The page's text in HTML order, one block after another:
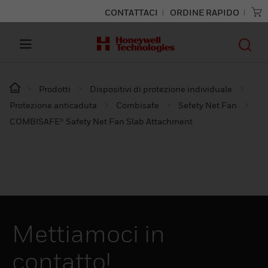
CONTATTACI ORDINE RAPIDO
Prodotti
Dispositivi di protezione individuale
Protezione anticaduta
Combisafe
Sefety Net Fan
COMBISAFE® Safety Net Fan Slab Attachment
Mettiamoci in
contatto!